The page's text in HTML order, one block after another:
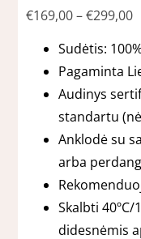
€169,00–€299,00
Sudėtis:
Pagaminta
Audinys
standartu
Anklodė su
arba
Skalbti
didesnėmis